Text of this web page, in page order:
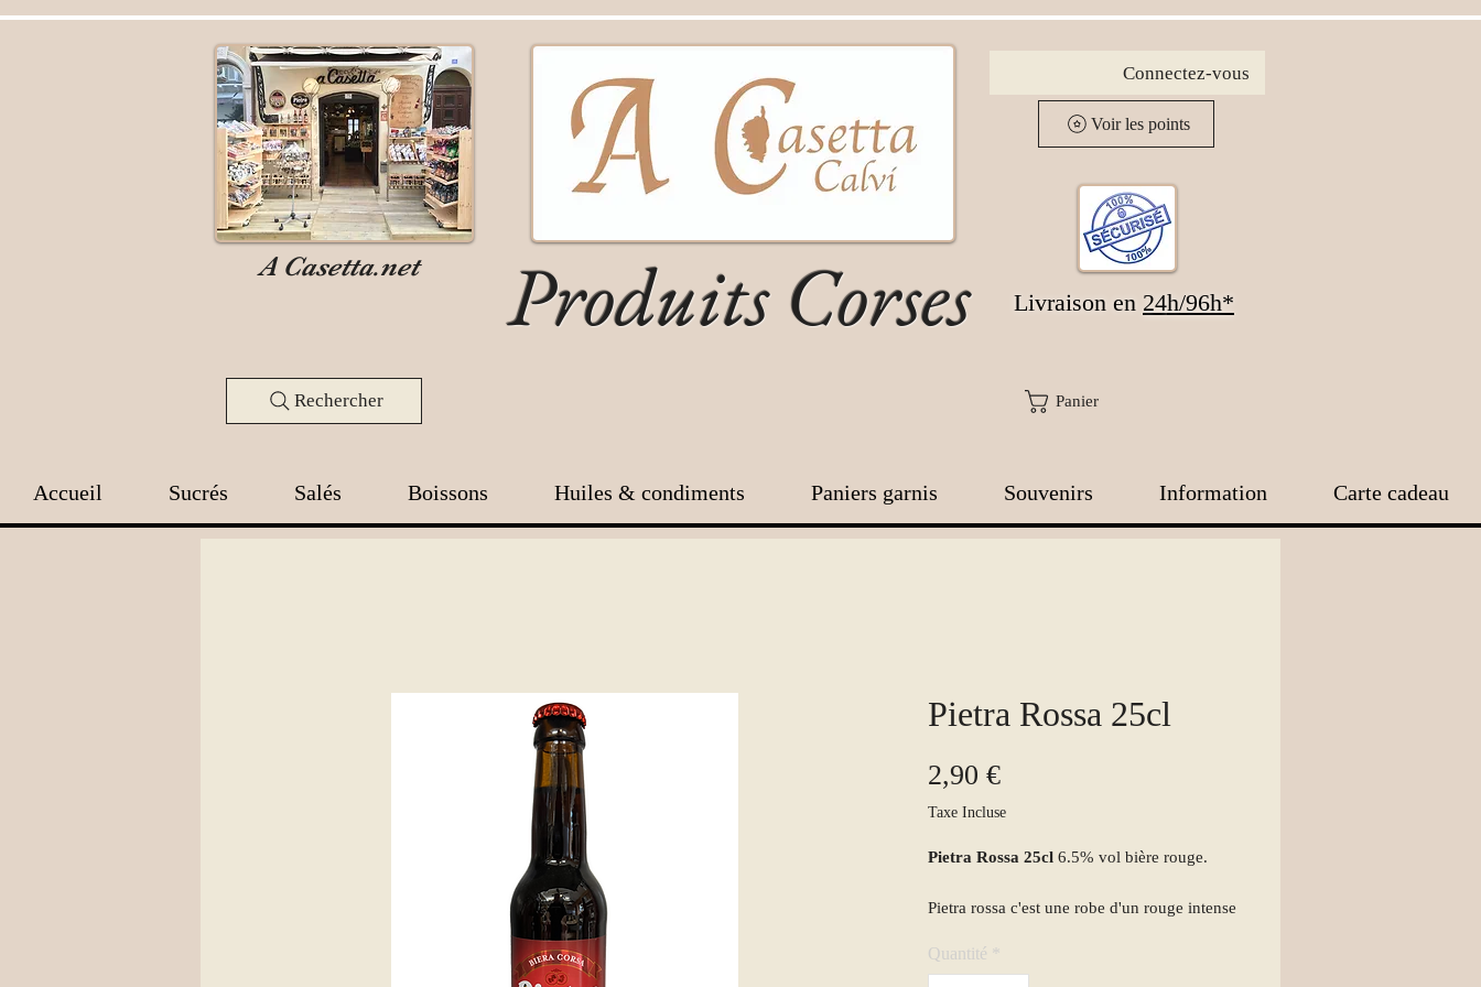
A Casetta.net Produits Corses
Connectez-vous
Voir les points
Livraison en 24h/96h*
Rechercher Panier
Pietra Rossa 25cl
2,90 €Prix
Taxe Incluse
Pietra Rossa 25cl 6.5% vol bière rouge.
Pietra rossa c'est une robe d'un rouge intense
mousse profonde de belle tenue, des notes
Quantité
Accueil Sucrés Salés Boissons Huiles & condiments Paniers garnis Souvenirs Information Carte cadeau